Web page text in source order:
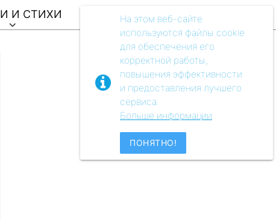
На этом веб-сайте
используются файлы cookie
для обеспечения его
корректной работы,
повышения эффективности
и предоставления лучшего
сервиса.
Больше информации
ПОНЯТНО!
И СТИХИ АУДIO МУЗЕЙ